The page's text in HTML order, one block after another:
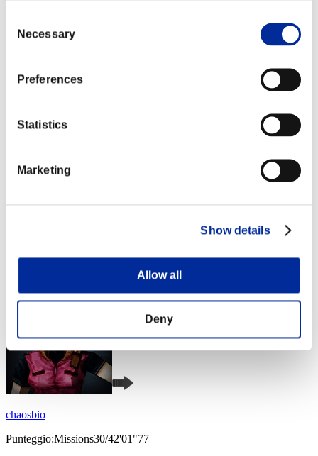
Selection
Necessary
Preferences
Statistics
Marketing
Show details
Allow all
Deny
Punteggio:Missions30/41'56"69
leon372
Posizione
chaosbio
Punteggio:Missions30/42'01"77